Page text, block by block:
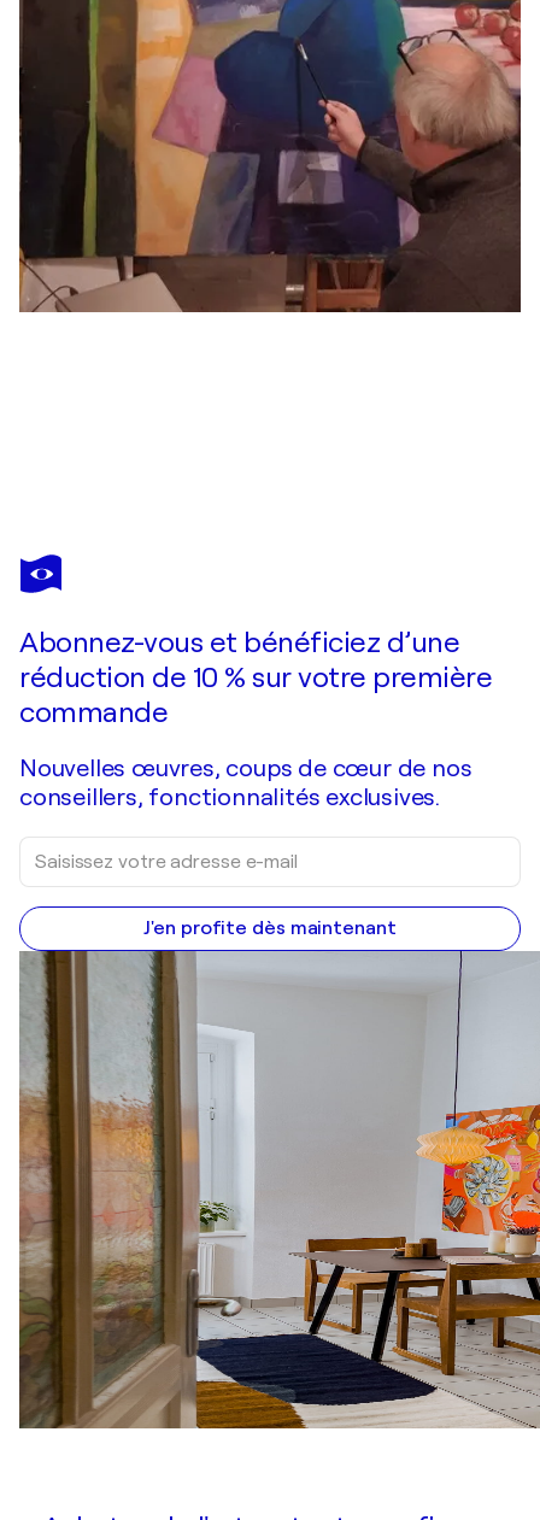
MICHEL PHELIPPEAU
Marina
Abonnez-vous et bénéficiez d’une
réduction de 10 % sur votre première
commande
Nouvelles œuvres, coups de cœur de nos
conseillers, fonctionnalités exclusives.
J'en profite dès maintenant